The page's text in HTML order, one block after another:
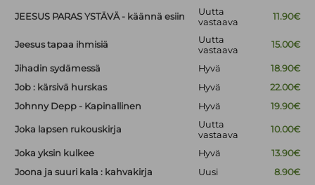
JEESUS PARAS YSTÄVÄ - käännä esiin
Uutta
vastaava
11.90€
Jeesus tapaa ihmisiä
Uutta
vastaava
15.00€
Jihadin sydämessä Hyvä
18.90€
Job : kärsivä hurskas
Hyvä
22.00€
Johnny Depp - Kapinallinen
Hyvä 19.90€
Joka lapsen rukouskirja
Uutta
vastaava
10.00€
Joka yksin kulkee Hyvä
13.90€
Joona ja suuri kala : kahvakirja
Uusi
8.90€